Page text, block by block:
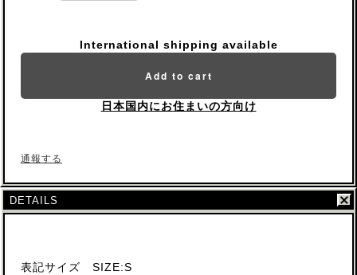
International shipping available
Add to cart
日本国内にお住まいの方向け
通報する
DETAILS
表記サイズ SIZE:S